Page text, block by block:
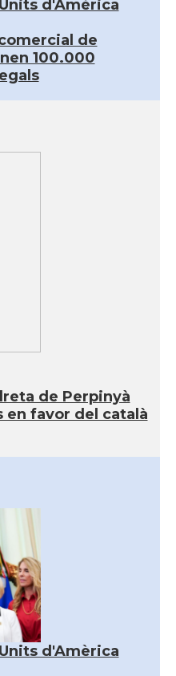
d'Amèrica
de
100.000
de Perpinyà
favor del català
d'Amèrica